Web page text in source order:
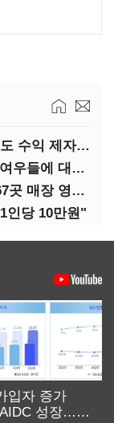
(SPC 민낯)③"일매출 280만원 찍어도 수익 제자리"…점주 울리는 '상시 할인'
(생명의숨소리)쥐잡기 운동이 잡은 여우들에 대하여
홈플러스, DIP 2000억원 곧 입금…67곳 매장 영업 재개 예정
인당 10만원"
입자 증가
성장…